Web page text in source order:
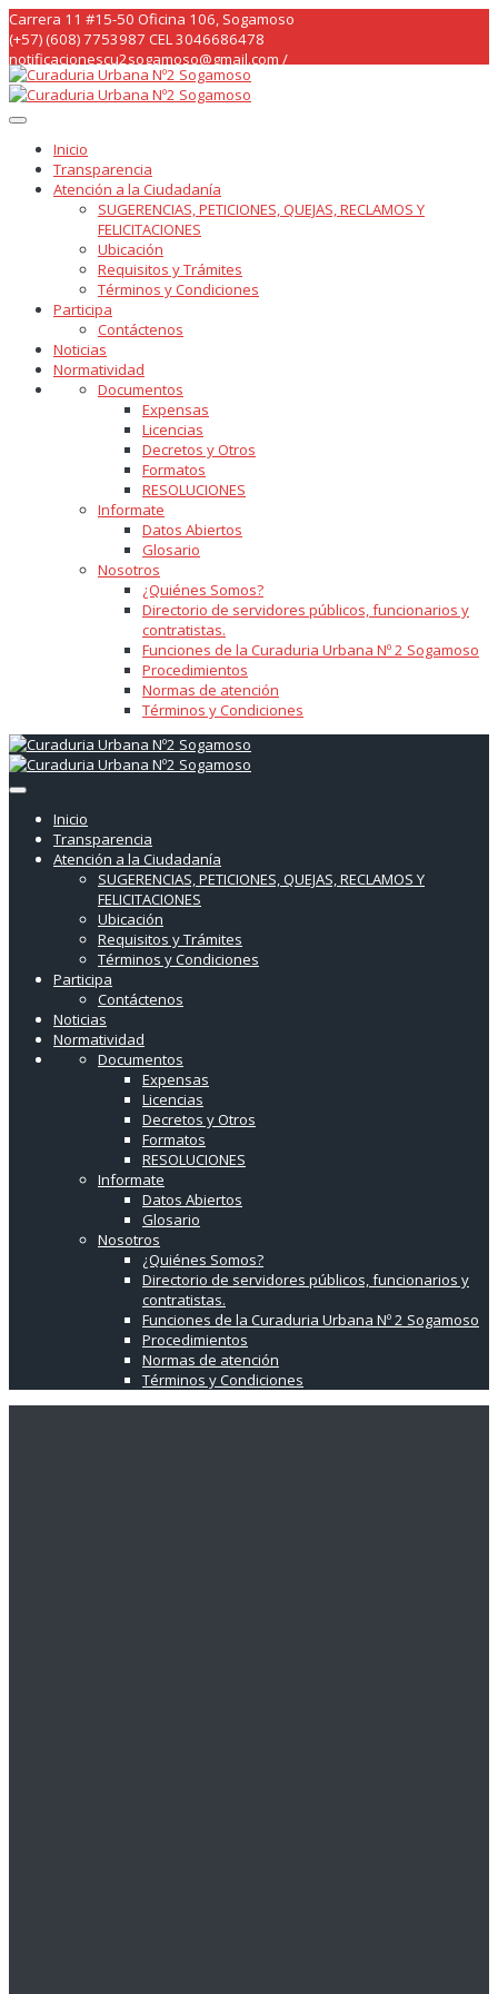
Skip
to
content
Carrera 11 #15-50 Oficina 106, Sogamoso
(+57) (608) 7753987 CEL 3046686478
notificacionescu2sogamoso@gmail.com /
curaduria2sogamoso@gmail.com /
Inicio
Transparencia
Atención a la Ciudadanía
SUGERENCIAS, PETICIONES, QUEJAS, RECLAMOS Y
FELICITACIONES
Ubicación
Requisitos y Trámites
Términos y Condiciones
Participa
Contáctenos
Noticias
Normatividad
Documentos
Expensas
Licencias
Decretos y Otros
Formatos
RESOLUCIONES
Informate
Datos Abiertos
Glosario
Nosotros
¿Quiénes Somos?
Directorio de servidores públicos, funcionarios y
contratistas.
Funciones de la Curaduria Urbana Nº 2 Sogamoso
Procedimientos
Normas de atención
Términos y Condiciones
Inicio
Transparencia
Atención a la Ciudadanía
SUGERENCIAS, PETICIONES, QUEJAS, RECLAMOS Y
FELICITACIONES
Ubicación
Requisitos y Trámites
Términos y Condiciones
Participa
Contáctenos
Noticias
Normatividad
Documentos
Expensas
Licencias
Decretos y Otros
Formatos
RESOLUCIONES
Informate
Datos Abiertos
Glosario
Nosotros
¿Quiénes Somos?
Directorio de servidores públicos, funcionarios y
contratistas.
Funciones de la Curaduria Urbana Nº 2 Sogamoso
Procedimientos
Normas de atención
Términos y Condiciones